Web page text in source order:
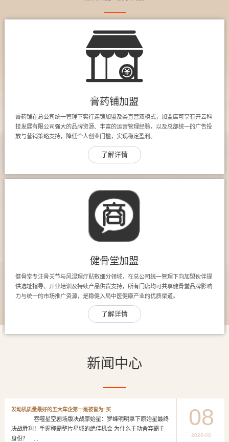
膏药铺加盟
膏药铺在总公司统一管理下实行连锁加盟及类直营双模式，加盟店可享有开云科
技发展有限公司强大的品牌资源、丰富的运营管理经验，以及总部统一的广告投
放与营销策略支持，降低个人创业门槛，实现稳定盈利。
了解详情
健骨堂加盟
健骨堂专注骨关节与风湿理疗贴敷细分领域，在总公司统一管理下向加盟伙伴提
供选址指导、开业培训及持续产品供货支持，所有门店均可共享健骨堂品牌影响
力与统一的市场推广资源，是稳健入局中医健康产业的优质渠道。
了解详情
新闻中心
发动机质量最好的五大车企第一是被誉为“买
吞噬星空剧场版决战原始星：罗峰明明拿下原始星最终
决战胜利！手握称霸整片星域的绝佳机会 为什么主动舍弃霸主
身份？ ...
08
2026-08